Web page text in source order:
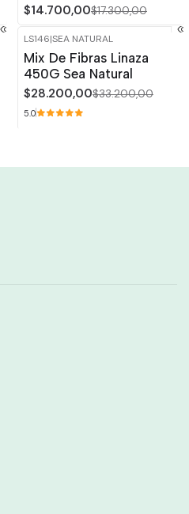
$14.700,00$17.300,00
-15%
LS146|SEA NATURAL
Mix De Fibras Linaza
450G Sea Natural
$28.200,00$33.200,00
5.0